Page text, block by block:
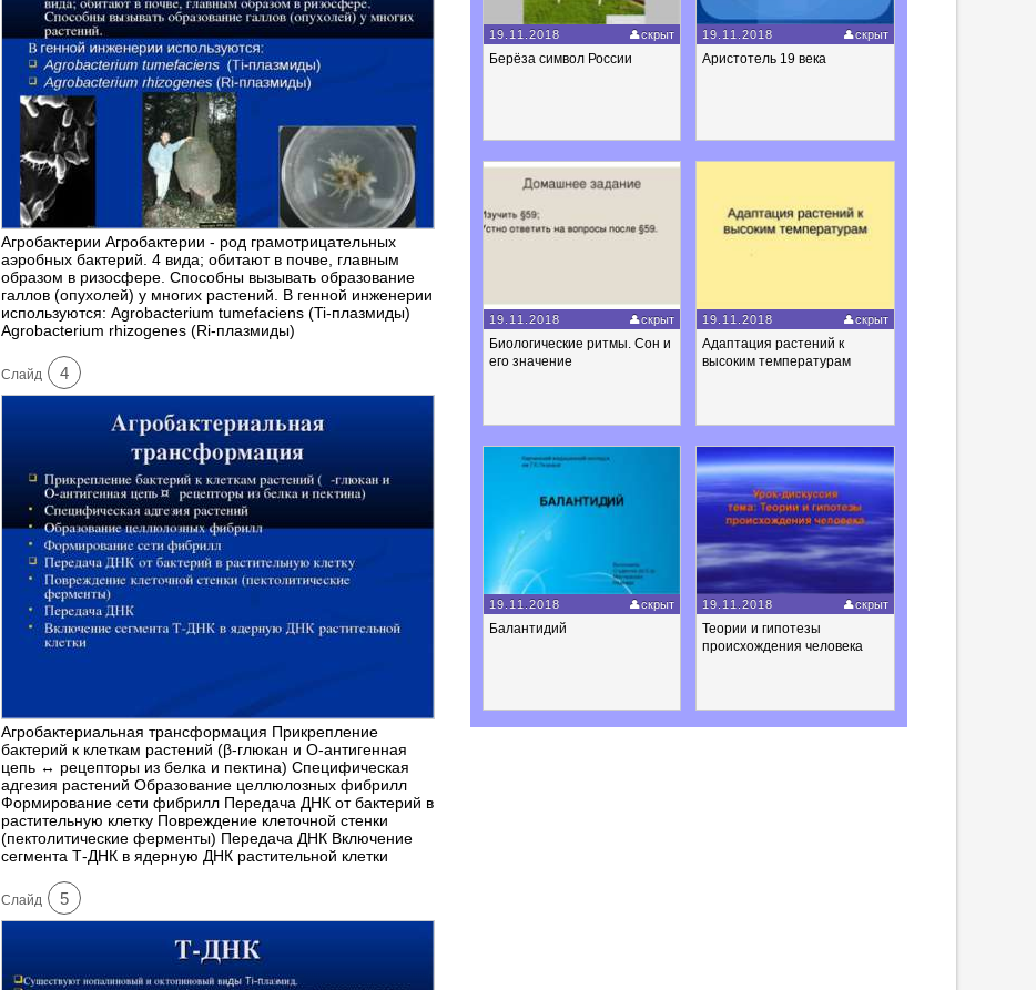
Агробактерии Агробактерии - род грамотрицательных
аэробных бактерий. 4 вида; обитают в почве, главным
образом в ризосфере. Способны вызывать образование
галлов (опухолей) у многих растений. В генной инженерии
используются: Agrobacterium tumefaciens (Ti-плазмиды)
Agrobacterium rhizogenes (Ri-плазмиды)
Cлайд 4
Агробактериальная трансформация Прикрепление
бактерий к клеткам растений (β-глюкан и О-антигенная
цепь ↔ рецепторы из белка и пектина) Специфическая
адгезия растений Образование целлюлозных фибрилл
Формирование сети фибрилл Передача ДНК от бактерий в
растительную клетку Повреждение клеточной стенки
(пектолитические ферменты) Передача ДНК Включение
сегмента Т-ДНК в ядерную ДНК растительной клетки
Cлайд 5
19.11.2018 скрыт
Берёза символ России
19.11.2018 скрыт
Аристотель 19 века
19.11.2018 скрыт
Биологические ритмы. Сон и
его значение
19.11.2018 скрыт
Адаптация растений к
высоким температурам
19.11.2018 скрыт
Балантидий
19.11.2018 скрыт
Теории и гипотезы
происхождения человека